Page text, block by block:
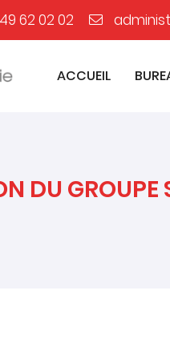
62 02 02
ACCUEIL
DU